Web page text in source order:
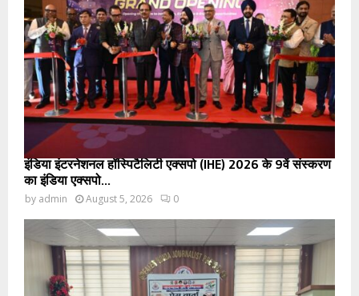
इंडिया इंटरनेशनल हॉस्पिटैलिटी एक्सपो (IHE) 2026 के 9वें संस्करण
का इंडिया एक्सपो...
by admin August 5, 2026 0